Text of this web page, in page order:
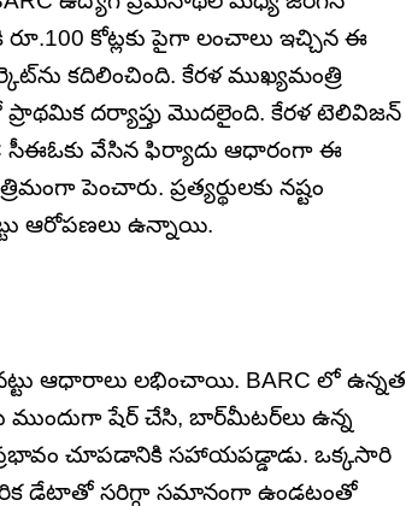
కోట్లకు పైగా లంచాలు ఇచ్చిన ఈ
కదిలించింది. కేరళ ముఖ్యమంత్రి
దర్యాప్తు మొదలైంది. కేరళ టెలివిజన్
సీఈఓకు వేసిన ఫిర్యాదు ఆధారంగా ఈ
పెంచారు. ప్రత్యర్థులకు నష్టం
ఆరోపణలు ఉన్నాయి.
ఆధారాలు లభించాయి. BARC లో ఉన్నత
షేర్ చేసి, బార్‌మీటర్‌లు ఉన్న
చూపడానికి సహాయపడ్డాడు. ఒక్కసారి
డేటాతో సరిగ్గా సమానంగా ఉండటంతో